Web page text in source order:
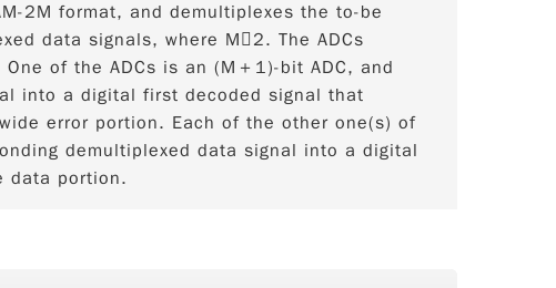
2M format, and demultiplexes the to-be
data signals, where M2. The ADCs
of the ADCs is an (M＋1)-bit ADC, and
into a digital first decoded signal that
error portion. Each of the other one(s) of
demultiplexed data signal into a digital
data portion.